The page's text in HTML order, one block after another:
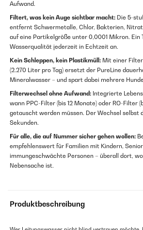
Aufwand.
Filtert, was kein Auge sichtbar macht: Die 5-
entfernt Schwermetalle, Chlor, Bakterien,
auf eine Partikelgröße unter 0,0001 Mikron. Ein
Wasserqualität jederzeit in Echtzeit an.
Kein Schleppen, kein Plastikmüll: Mit einer
(2.270 Liter pro Tag) ersetzt der PureLine
Mineralwasser – und spart dabei mehrere
Filterwechsel ohne Aufwand: Integrierte
wann PPC-Filter (bis 12 Monate) oder RO-Filter
getauscht werden müssen. Der Wechsel selbst
Sekunden.
Für alle, die auf Nummer sicher gehen wollen:
empfehlenswert für Familien mit Kindern,
immungeschwächte Personen – überall dort,
Nebensache ist.
Produktbeschreibung